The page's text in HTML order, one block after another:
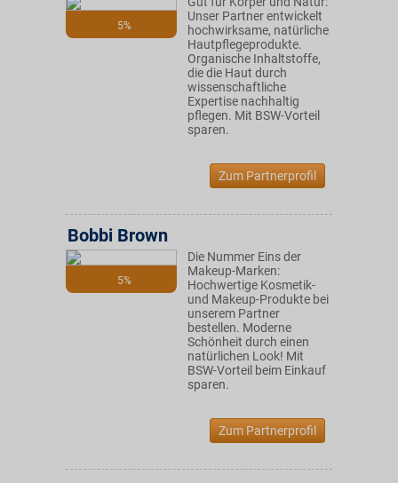
5%
Unser Partner entwickelt
hochwirksame, natürliche
Hautpflegeprodukte.
Organische Inhaltstoffe,
die die Haut durch
wissenschaftliche
Expertise nachhaltig
pflegen. Mit BSW-Vorteil
sparen.
Zum Partnerprofil
5%
Bobbi Brown
Die Nummer Eins der
Makeup-Marken:
Hochwertige Kosmetik-
und Makeup-Produkte bei
unserem Partner
bestellen. Moderne
Schönheit durch einen
natürlichen Look! Mit
BSW-Vorteil beim Einkauf
sparen.
Zum Partnerprofil